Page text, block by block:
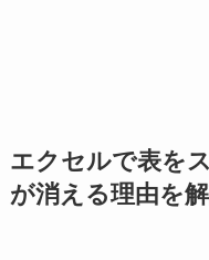
エクセルで表を
が消える理由を